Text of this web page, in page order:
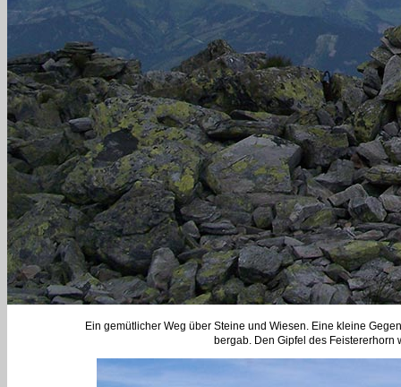
Ein gemütlicher Weg über Steine und Wiesen. Eine kleine
bergab. Den Gipfel des Feistererhorn